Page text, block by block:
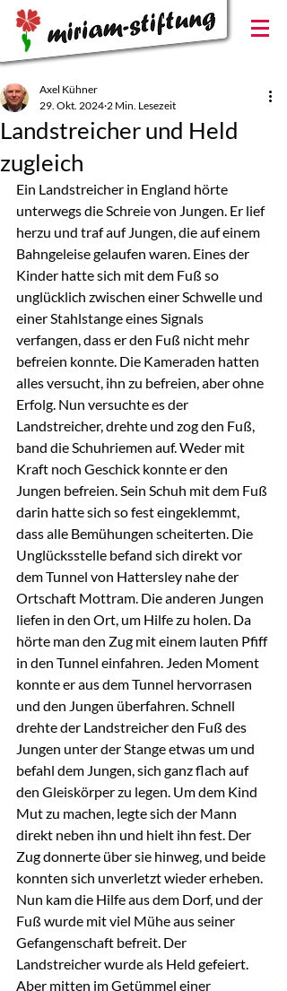
Landstreicher und Held
zugleich
Axel Kühner
29. Okt. 2024 2 Min. Lesezeit
Ein Landstreicher in England hörte
unterwegs die Schreie von Jungen. Er lief
herzu und traf auf Jungen, die auf einem
Bahngeleise gelaufen waren. Eines der
Kinder hatte sich mit dem Fuß so
unglücklich zwischen einer Schwelle und
einer Stahlstange eines Signals
verfangen, dass er den Fuß nicht mehr
befreien konnte. Die Kameraden hatten
alles versucht, ihn zu befreien, aber ohne
Erfolg. Nun versuchte es der
Landstreicher, drehte und zog den Fuß,
band die Schuhriemen auf. Weder mit
Kraft noch Geschick konnte er den
Jungen befreien. Sein Schuh mit dem Fuß
darin hatte sich so fest eingeklemmt,
dass alle Bemühungen scheiterten. Die
Unglücksstelle befand sich direkt vor
dem Tunnel von Hattersley nahe der
Ortschaft Mottram. Die anderen Jungen
liefen in den Ort, um Hilfe zu holen. Da
hörte man den Zug mit einem lauten Pfiff
in den Tunnel einfahren. Jeden Moment
konnte er aus dem Tunnel hervorrasen
und den Jungen überfahren. Schnell
drehte der Landstreicher den Fuß des
Jungen unter der Stange etwas um und
befahl dem Jungen, sich ganz flach auf
den Gleiskörper zu legen. Um dem Kind
Mut zu machen, legte sich der Mann
direkt neben ihn und hielt ihn fest. Der
Zug donnerte über sie hinweg, und beide
konnten sich unverletzt wieder erheben.
Nun kam die Hilfe aus dem Dorf, und der
Fuß wurde mit viel Mühe aus seiner
Gefangenschaft befreit. Der
Landstreicher wurde als Held gefeiert.
Aber mitten im Getümmel einer